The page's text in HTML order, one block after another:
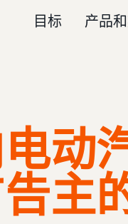
目标 产品
动
主